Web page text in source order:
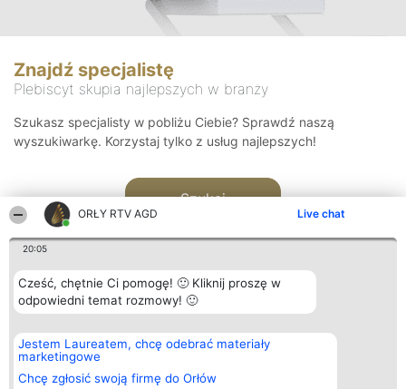
ORŁY RTV AGD Live chat
20:05
Cześć, chętnie Ci pomogę! 🙂 Kliknij proszę w
odpowiedni temat rozmowy! 🙂
Jestem Laureatem, chcę odebrać materiały
marketingowe
Chcę zgłosić swoją firmę do Orłów
Znajdź specjalistę
Plebiscyt skupia najlepszych w branży
Szukasz specjalisty w pobliżu Ciebie? Sprawdź naszą
wyszukiwarkę. Korzystaj tylko z usług najlepszych!
Szukaj
Organizator plebiscytu
Bright Side Solutions sp. z o.
o. sp. k.
ul. Ruska 22
Wrocław 50-079
Plebiscyt
Laureaci
wszystkich
Laureatów
Kontakt
Kontakt